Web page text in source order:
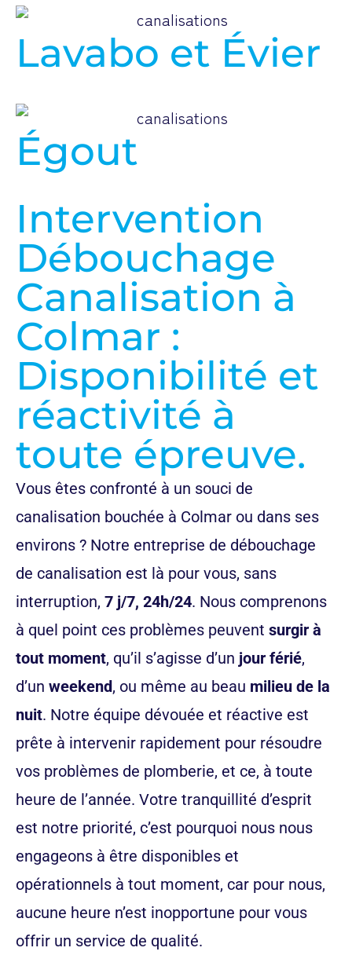
Lavabo et Évier
Égout
Intervention
Débouchage
Canalisation à
Colmar :
Disponibilité et
réactivité à
toute épreuve.
Vous êtes confronté à un souci de
canalisation bouchée à Colmar ou dans ses
environs ? Notre entreprise de débouchage
de canalisation est là pour vous, sans
interruption, 7 j/7, 24h/24. Nous comprenons
à quel point ces problèmes peuvent surgir à
tout moment, qu’il s’agisse d’un jour férié,
d’un weekend, ou même au beau milieu de la
nuit. Notre équipe dévouée et réactive est
prête à intervenir rapidement pour résoudre
vos problèmes de plomberie, et ce, à toute
heure de l’année. Votre tranquillité d’esprit
est notre priorité, c’est pourquoi nous nous
engageons à être disponibles et
opérationnels à tout moment, car pour nous,
aucune heure n’est inopportune pour vous
offrir un service de qualité.